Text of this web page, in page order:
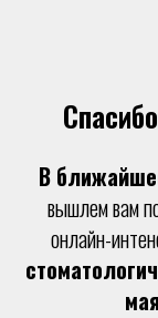
В
вышлем вам
онлайн-